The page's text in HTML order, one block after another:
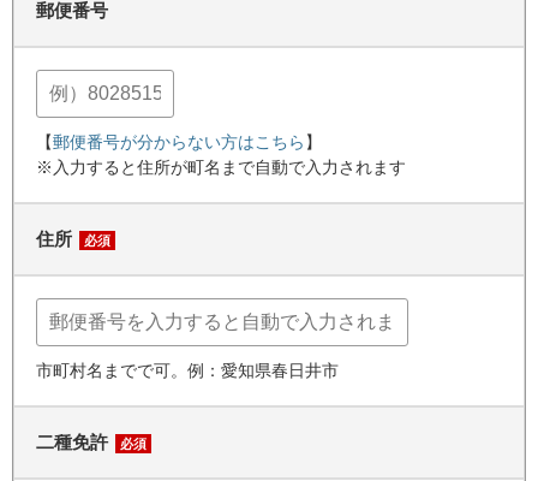
郵便番号
【郵便番号が分からない方はこちら 】
※入力すると住所が町名まで自動で入力されます
住所 必須
市町村名までで可。例：愛知県春日井市
二種免許 必須